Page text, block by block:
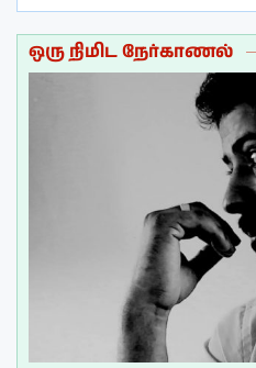
ஒரு நிமிட நேர்காணல்